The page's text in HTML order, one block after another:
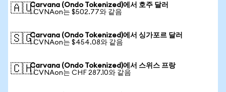
🇦🇺Carvana (Ondo Tokenized)에서 호주 달러
1 CVNAon는 $502.77와 같음
🇸🇬Carvana (Ondo Tokenized)에서 싱가포르 달러
1 CVNAon는 $454.08와 같음
🇨🇭Carvana (Ondo Tokenized)에서 스위스 프랑
1 CVNAon는 CHF 287.10와 같음